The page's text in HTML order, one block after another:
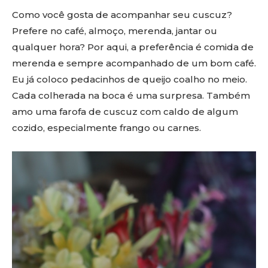
Como você gosta de acompanhar seu cuscuz?
Prefere no café, almoço, merenda, jantar ou
qualquer hora? Por aqui, a preferência é comida de
merenda e sempre acompanhado de um bom café.
Eu já coloco pedacinhos de queijo coalho no meio.
Cada colherada na boca é uma surpresa. Também
amo uma farofa de cuscuz com caldo de algum
cozido, especialmente frango ou carnes.